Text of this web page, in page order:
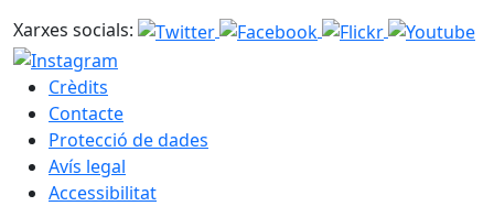
Xarxes socials:
Crèdits
Contacte
Protecció de dades
Avís legal
Accessibilitat